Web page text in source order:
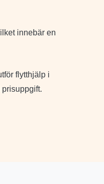
innebär en
flytthjälp i